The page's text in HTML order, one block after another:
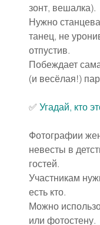
зонт, вешалка).
Нужно
танец, не
отпустив.
Побеждает
(и весёлая!)
✅ Угадай, кто
Фотографии
невесты в
гостей.
Участникам
есть кто.
Можно
или фотостену.